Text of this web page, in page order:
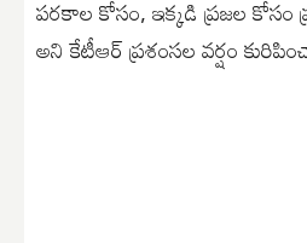
పరకాల కోసం, ఇక్కడి ప్రజల కోసం
అని కేటీఆర్ ప్రశంసల వర్షం